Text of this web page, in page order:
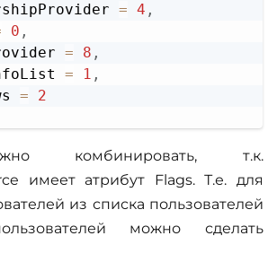
= 4 ,
0 ,
= 8 ,
= 1 ,
=
2
комбинировать, т.к.
имеет атрибут Flags. Т.е. для
из списка пользователей
можно сделать